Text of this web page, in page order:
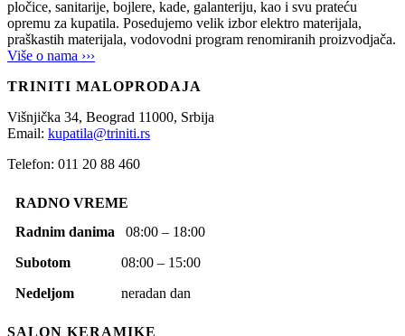
pločice, sanitarije, bojlere, kade, galanteriju, kao i svu prateću
opremu za kupatila. Posedujemo velik izbor elektro materijala,
praškastih materijala, vodovodni program renomiranih proizvodjača.
Više o nama ›››
TRINITI MALOPRODAJA
Višnjička 34, Beograd 11000, Srbija
Email: kupatila@triniti.rs
Telefon: 011 20 88 460
RADNO VREME
Radnim danima 08:00 – 18:00
Subotom 08:00 – 15:00
Nedeljom neradan dan
SALON KERAMIKE